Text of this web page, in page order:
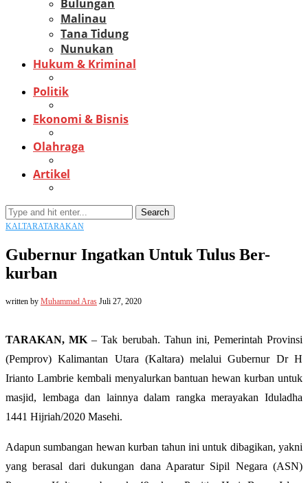
Bulungan
Malinau
Tana Tidung
Nunukan
Hukum & Kriminal
Politik
Ekonomi & Bisnis
Olahraga
Artikel
Search
KALTARATARAKAN
Gubernur Ingatkan Untuk Tulus Ber-
kurban
written by Muhammad Aras Juli 27, 2020
TARAKAN, MK – Tak berubah. Tahun ini, Pemerintah Provinsi
(Pemprov) Kalimantan Utara (Kaltara) melalui Gubernur Dr H
Irianto Lambrie kembali menyalurkan bantuan hewan kurban untuk
masjid, lembaga dan lainnya dalam rangka merayakan Iduladha
1441 Hijriah/2020 Masehi.
Adapun sumbangan hewan kurban tahun ini untuk dibagikan, yakni
yang berasal dari dukungan dana Aparatur Sipil Negara (ASN)